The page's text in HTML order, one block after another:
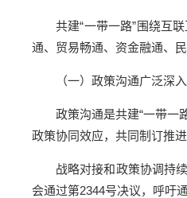
共建“一带一路”围绕互
通、贸易畅通、资金融通、
（一）政策沟通广泛深入
政策沟通是共建“一带一
政策协同效应，共同制订推
战略对接和政策协调持
会通过第2344号决议，呼吁